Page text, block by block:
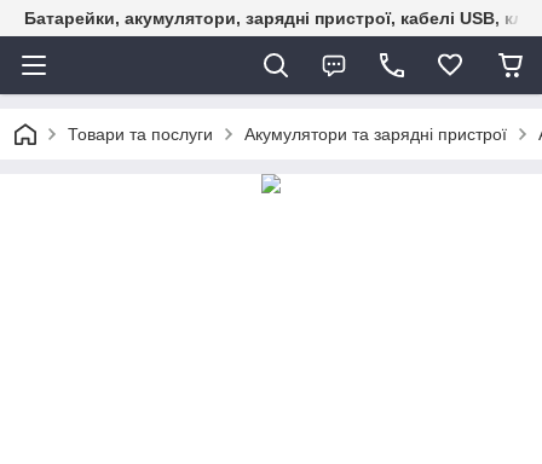
Батарейки, акумулятори, зарядні пристрої, кабелі USB,
Товари та послуги Акумулятори та зарядні пристрої